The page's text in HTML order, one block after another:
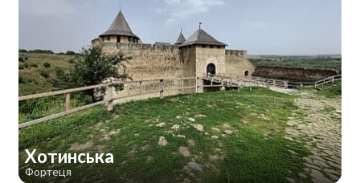
Хотинська
Фортеця